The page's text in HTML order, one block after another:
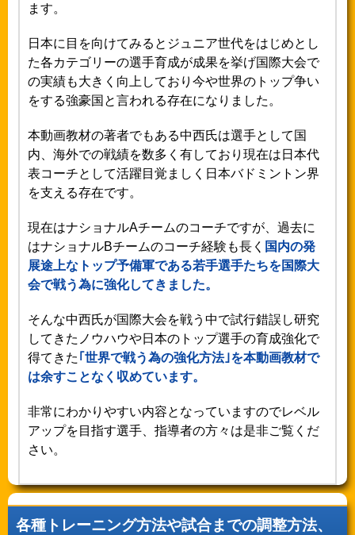
ます。
日本に目を向けてみるとジュニア世代をはじめとし
た各カテゴリーの選手育成が成果を挙げ国際大会で
の実績も大きく向上しており今や世界のトップ争い
をする強豪国と言われる存在になりました。
本動画教材の著者でもある中西氏は選手として国
内、海外での戦績を数多く有しており現在は日本代
表コーチとして活躍目覚ましく日本バドミントン界
を支える存在です。
現在はナショナルAチームのコーチですが、過去に
はナショナルBチームのコーチ経験も長く 国内の発
展途上なトップ予備軍である若手選手たちを国際大
会で戦う為に強化してきました。
そんな中西氏が国際大会を戦う中で試行錯誤し研究
してきたノウハウや日本のトップ選手の育成強化で
得てきた ｢世界で戦う為の強化方法｣を本動画教材で
は余すことなく収めています。
非常にわかりやすい内容となっていますのでレベル
アップを目指す選手、指導者の方々は是非ご覧くだ
さい。
各種トレーニング方法や試合までの調整方法、